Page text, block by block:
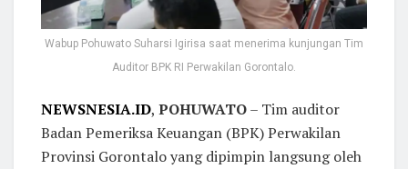
Wabup Pohuwato Suharsi Igirisa saat menerima kunjungan Tim
Auditor BPK RI Perwakilan Gorontalo.
NEWSNESIA.ID, POHUWATO– Tim auditor
Badan Pemeriksa Keuangan (BPK) Perwakilan
Provinsi Gorontalo yang dipimpin langsung oleh